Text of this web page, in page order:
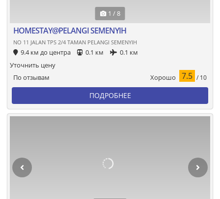
1 / 8
HOMESTAY@PELANGI SEMENYIH
NO 11 JALAN TPS 2/4 TAMAN PELANGI SEMENYIH
9.4 км до центра 0.1 км 0.1 км
По отзывам Хорошо 7.5 / 10
Уточнить цену
ПОДРОБНЕЕ